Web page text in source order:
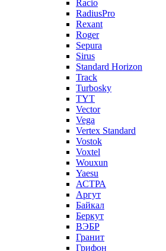
Racio
RadiusPro
Rexant
Roger
Sepura
Sirus
Standard Horizon
Track
Turbosky
TYT
Vector
Vega
Vertex Standard
Vostok
Voxtel
Wouxun
Yaesu
АСТРА
Аргут
Байкал
Беркут
ВЭБР
Гранит
Грифон